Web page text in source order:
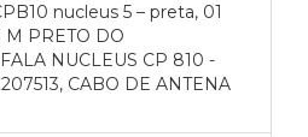
nucleus 5 – preta, 01
M PRETO DO
NUCLEUS CP 810 -
CABO DE ANTENA